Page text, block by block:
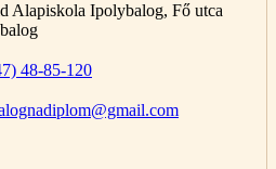
Alapiskola Ipolybalog, Fő utca
48-85-120